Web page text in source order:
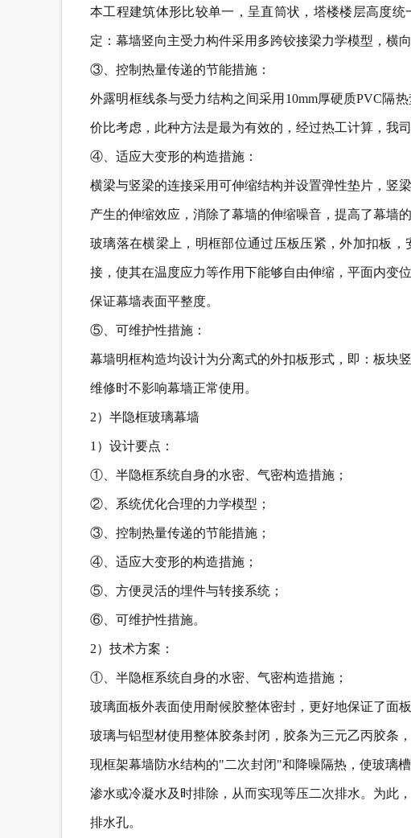
本工程建筑体形比较单一，呈直筒状，塔楼楼层高度
定：幕墙竖向主受力构件采用多跨铰接梁力学模型，横
③、控制热量传递的节能措施：
外露明框线条与受力结构之间采用10mm厚硬质PVC隔
价比考虑，此种方法是最为有效的，经过热工计算，我
④、适应大变形的构造措施：
横梁与竖梁的连接采用可伸缩结构并设置弹性垫片，竖
产生的伸缩效应，消除了幕墙的伸缩噪音，提高了幕墙的
玻璃落在横梁上，明框部位通过压板压紧，外加扣板
接，使其在温度应力等作用下能够自由伸缩，平面内变
保证幕墙表面平整度。
⑤、可维护性措施：
幕墙明框构造均设计为分离式的外扣板形式，即：板块
维修时不影响幕墙正常使用。
2）半隐框玻璃幕墙
1）设计要点：
①、半隐框系统自身的水密、气密构造措施；
②、系统优化合理的力学模型；
③、控制热量传递的节能措施；
④、适应大变形的构造措施；
⑤、方便灵活的埋件与转接系统；
⑥、可维护性措施。
2）技术方案：
①、半隐框系统自身的水密、气密构造措施；
玻璃面板外表面使用耐候胶整体密封，更好地保证了面
玻璃与铝型材使用整体胶条封闭，胶条为三元乙丙胶条
现框架幕墙防水结构的"二次封闭"和降噪隔热，使玻璃
渗水或冷凝水及时排除，从而实现等压二次排水。为此
排水孔。